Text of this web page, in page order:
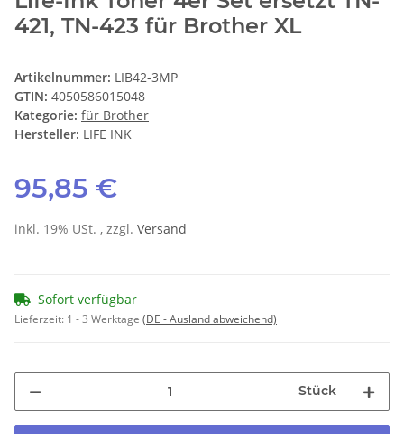
421, TN-423 für Brother XL
Artikelnummer: LIB42-3MP
GTIN: 4050586015048
Kategorie: für Brother
Hersteller: LIFE INK
95,85 €
inkl. 19% USt. , zzgl. Versand
Sofort verfügbar
Lieferzeit: 1 - 3 Werktage (DE - Ausland abweichend)
Stück